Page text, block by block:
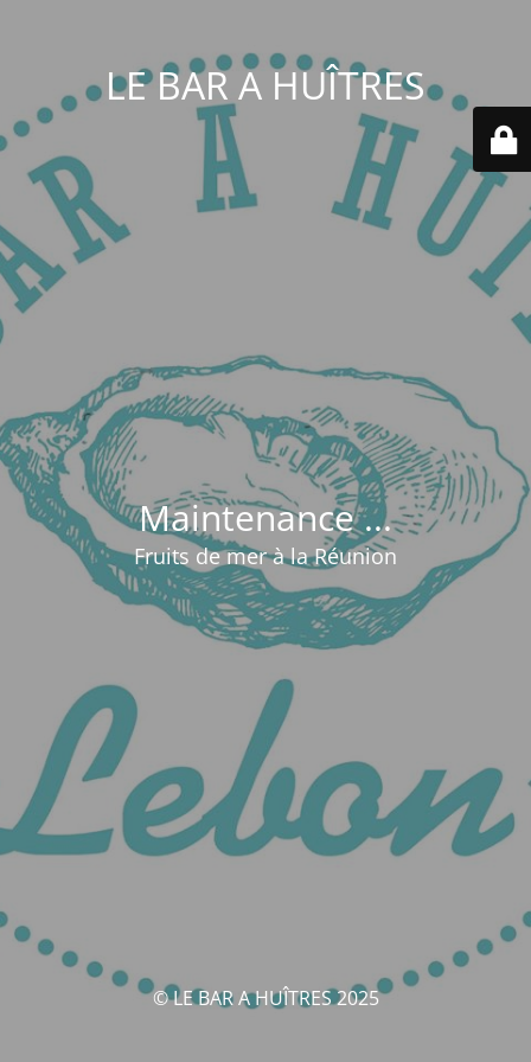
LE BAR A HUÎTRES
Maintenance ...
Fruits de mer à la Réunion
© LE BAR A HUÎTRES 2025